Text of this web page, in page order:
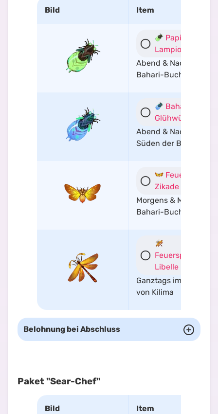
Bild Item
Papier-
Abend & Nachts in der
Bahari-Bucht
Bahari-
Glühwürmchen
Abend & Nachts im
Süden der Bahari-
Feuerkopf-
Zikade
Morgens & Mittags in
Bahari-Bucht
Feuerspuckende
Libelle
Ganztags im
von Kilima
Belohnung bei Abschluss
Paket "Sear-Chef"
Bild Item